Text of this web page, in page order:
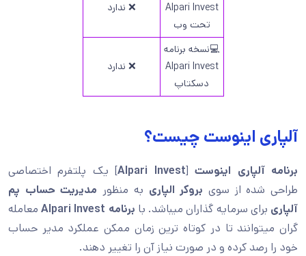
Alpari Invest
تحت وب
❌ ندارد
💻نسخه برنامه
Alpari Invest
دسکتاپ
❌ ندارد
آلپاری اینوست چیست؟
برنامه آلپاری اینوست[
Alpari Invest] یک پلتفرم اختصاصی
طراحی شده از سوی بروکر الپاری به منظور مدیریت حساب پم
آلپاری برای سرمایه گذاران میباشد. با برنامه Alpari Invest
معامله
گران میتوانند تا در کوتاه ترین زمان ممکن عملکرد مدیر حساب
خود را رصد کرده و در صورت نیاز آن را تغییر دهند.